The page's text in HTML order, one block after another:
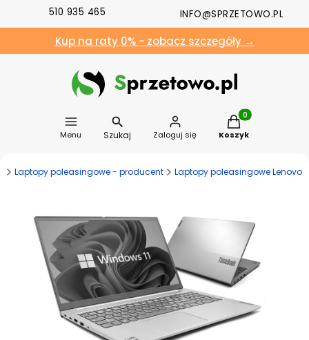
510 935 465 INFO@SPRZETOWO.PL
Kup na raty 0% - zobacz szczegóły →
Menu Szukaj Zaloguj się
Produkty w
Koszyk
Laptopy poleasingowe - producent Laptopy poleasingowe Lenovo